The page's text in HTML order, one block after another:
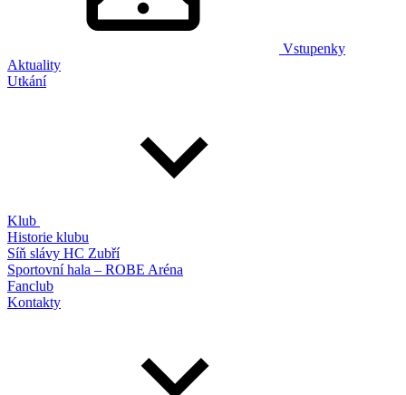
Vstupenky
Aktuality
Utkání
Klub
Historie klubu
Síň slávy HC Zubří
Sportovní hala – ROBE Aréna
Fanclub
Kontakty